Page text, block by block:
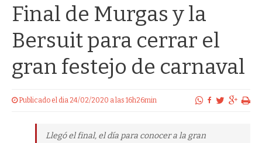
Final de Murgas y la
Bersuit para cerrar el
gran festejo de carnaval
Publicado el dia 24/02/2020 a las 16h26min
Llegó el final, el día para conocer a la gran